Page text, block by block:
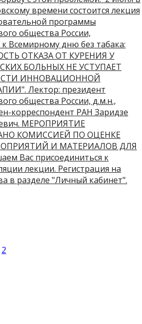
времени состоится лекция
программы
общества России,
Всемирному дню без табака:
ОТКАЗА ОТ КУРЕНИЯ У
БОЛЬНЫХ НЕ УСТУПАЕТ
ИННОВАЦИОННОЙ
Лектор: президент
общества России, д.м.н.,
корреспондент РАН Заридзе
МЕРОПРИЯТИЕ
КОМИССИЕЙ ПО ОЦЕНКЕ
И МАТЕРИАЛОВ ДЛЯ
Вас присоединиться к
лекции. Регистрация на
в разделе "Личный кабинет".
2